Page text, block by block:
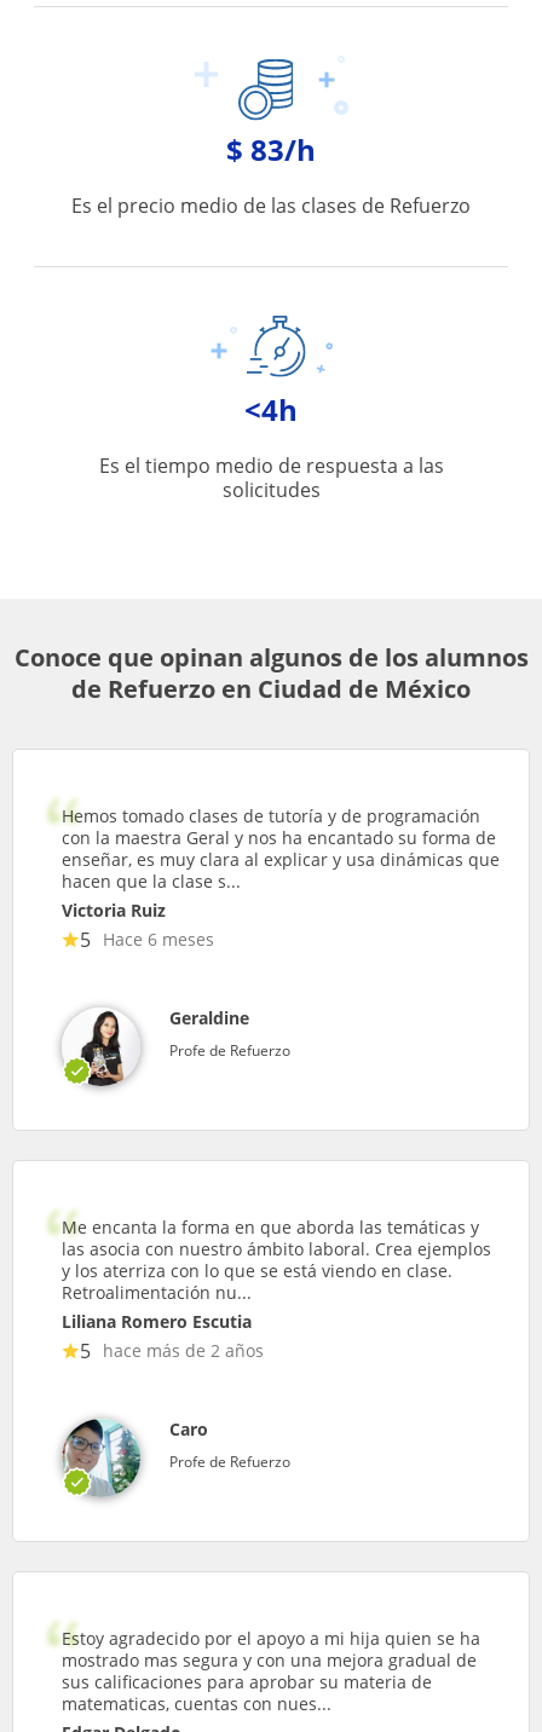
$ 83/h
Es el precio medio de las clases de Refuerzo
<4h
Es el tiempo medio de respuesta a las
solicitudes
Conoce que opinan algunos de los alumnos
de Refuerzo en Ciudad de México
Hemos tomado clases de tutoría y de programación
con la maestra Geral y nos ha encantado su forma de
enseñar, es muy clara al explicar y usa dinámicas que
hacen que la clase s...
Victoria Ruiz
5 Hace 6 meses
Geraldine
Profe de Refuerzo
Me encanta la forma en que aborda las temáticas y
las asocia con nuestro ámbito laboral. Crea ejemplos
y los aterriza con lo que se está viendo en clase.
Retroalimentación nu...
Liliana Romero Escutia
5 hace más de 2 años
Caro
Profe de Refuerzo
Estoy agradecido por el apoyo a mi hija quien se ha
mostrado mas segura y con una mejora gradual de
sus calificaciones para aprobar su materia de
matematicas, cuentas con nues...